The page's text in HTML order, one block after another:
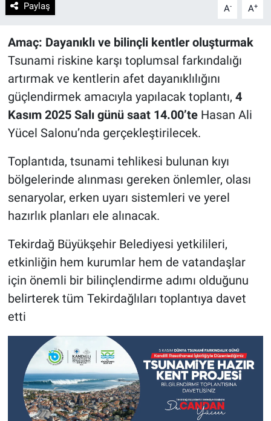
Paylaş A- A+
Amaç: Dayanıklı ve bilinçli kentler oluşturmak
Tsunami riskine karşı toplumsal farkındalığı
artırmak ve kentlerin afet dayanıklılığını
güçlendirmek amacıyla yapılacak toplantı, 4
Kasım 2025 Salı günü saat 14.00’teHasan Ali
Yücel Salonu’nda gerçekleştirilecek.
Toplantıda, tsunami tehlikesi bulunan kıyı
bölgelerinde alınması gereken önlemler, olası
senaryolar, erken uyarı sistemleri ve yerel
hazırlık planları ele alınacak.
Tekirdağ Büyükşehir Belediyesi yetkilileri,
etkinliğin hem kurumlar hem de vatandaşlar
için önemli bir bilinçlendirme adımı olduğunu
belirterek tüm Tekirdağlıları toplantıya davet
etti